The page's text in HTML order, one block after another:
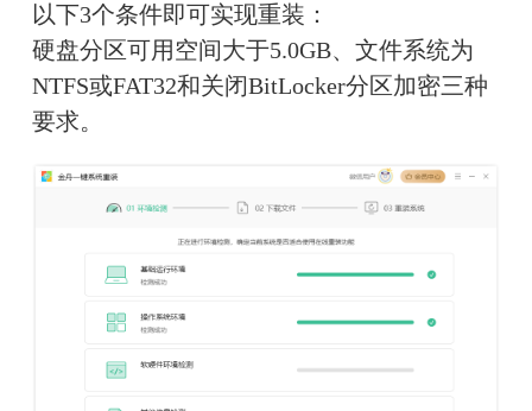
以下3个条件即可实现重装 ：
硬盘分区可用空间大于5.0GB、文件系统为
NTFS或FAT32和关闭BitLocker分区加密三种
要求。